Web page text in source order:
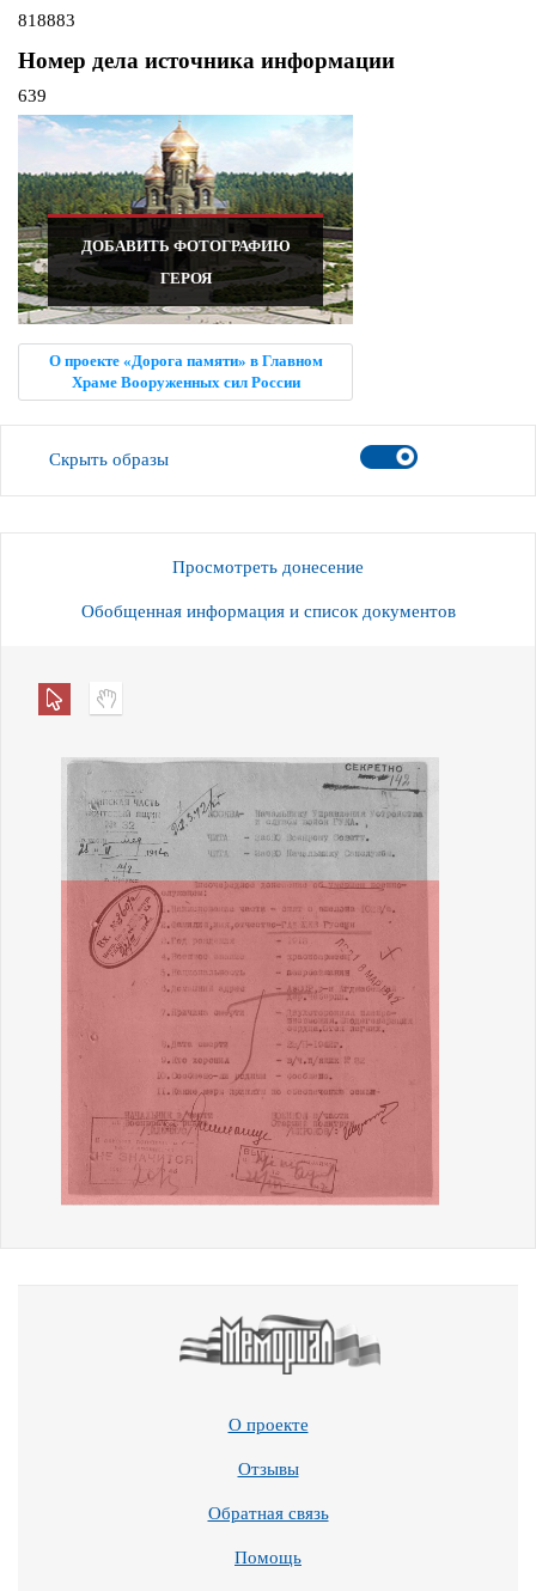
818883
Номер дела источника информации
639
ДОБАВИТЬ ФОТОГРАФИЮ
ГЕРОЯ
О проекте «Дорога памяти» в Главном
Храме Вооруженных сил России
Скрыть образы
Просмотреть донесение
Обобщенная информация и список документов
О проекте
Отзывы
Обратная связь
Помощь